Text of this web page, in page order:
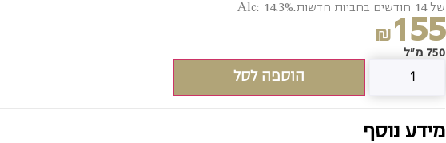
של 14 חודשים בחביות חדשות.Alc: 14.3%
₪155
750 מ"ל
הוספה לסל
מידע נוסף